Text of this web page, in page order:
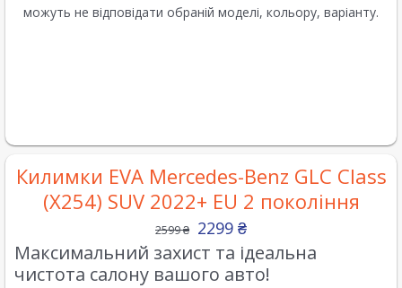
можуть не відповідати обраній моделі, кольору, варіанту.
Килимки EVA Mercedes-Benz GLC Class
(X254) SUV 2022+ EU 2 покоління
2599₴ 2299 ₴
Максимальний захист та ідеальна
чистота салону вашого авто!